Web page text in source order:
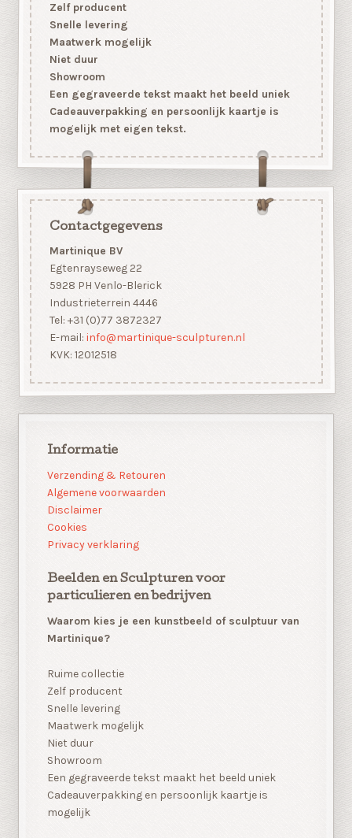
Zelf producent
Snelle levering
Maatwerk mogelijk
Niet duur
Showroom
Een gegraveerde tekst maakt het beeld uniek
Cadeauverpakking en persoonlijk kaartje is
mogelijk met eigen tekst.
Contactgegevens
Martinique BV
Egtenrayseweg 22
5928 PH Venlo-Blerick
Industrieterrein 4446
Tel: +31 (0)77 3872327
E-mail: info@martinique-sculpturen.nl
KVK: 12012518
Informatie
Verzending & Retouren
Algemene voorwaarden
Disclaimer
Cookies
Privacy verklaring
Beelden en Sculpturen voor
particulieren en bedrijven
Waarom kies je een kunstbeeld of sculptuur van
Martinique?
Ruime collectie
Zelf producent
Snelle levering
Maatwerk mogelijk
Niet duur
Showroom
Een gegraveerde tekst maakt het beeld uniek
Cadeauverpakking en persoonlijk kaartje is
mogelijk